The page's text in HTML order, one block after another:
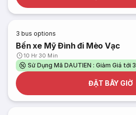
3 bus options
Bến xe Mỹ Đình đi Mèo Vạc
10 Hr 30 Min
Sử Dụng Mã DAUTIEN : Giảm Giá tới
ĐẶT BÂY GIỜ